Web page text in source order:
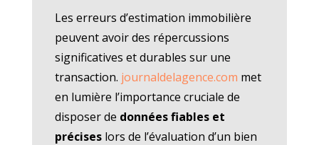
Les erreurs d’estimation immobilière
peuvent avoir des répercussions
significatives et durables sur une
transaction. journaldelagence.com met
en lumière l’importance cruciale de
disposer de données fiables et
préciseslors de l’évaluation d’un bien